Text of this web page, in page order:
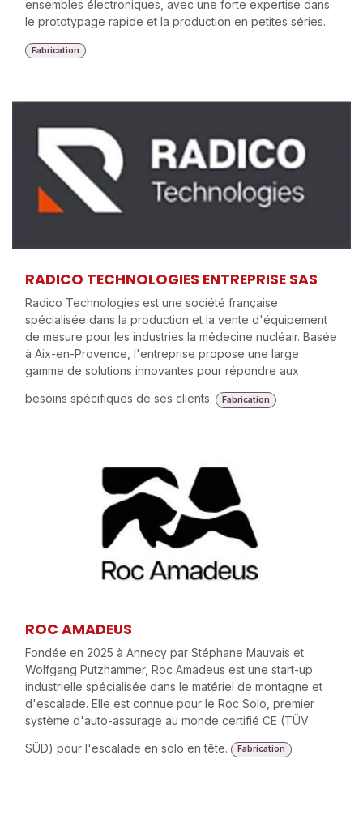
ensembles électroniques, avec une forte expertise dans
le prototypage rapide et la production en petites séries.
Fabrication
RADICO TECHNOLOGIES ENTREPRISE SAS
Radico Technologies est une société française
spécialisée dans la production et la vente d'équipement
de mesure pour les industries la médecine nucléair. Basée
à Aix-en-Provence, l'entreprise propose une large
gamme de solutions innovantes pour répondre aux
besoins spécifiques de ses clients.
Fabrication
ROC AMADEUS
Fondée en 2025 à Annecy par Stéphane Mauvais et
Wolfgang Putzhammer, Roc Amadeus est une start-up
industrielle spécialisée dans le matériel de montagne et
d'escalade. Elle est connue pour le Roc Solo, premier
système d'auto-assurage au monde certifié CE (TÜV
SÜD) pour l'escalade en solo en tête.
Fabrication